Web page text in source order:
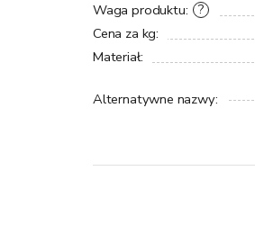
?
Waga produktu:
Cena za kg:
Materiał:
Alternatywne nazwy: